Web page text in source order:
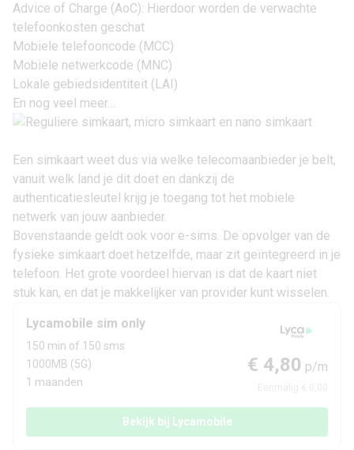
Advice of Charge (AoC): Hierdoor worden de verwachte
telefoonkosten geschat
Mobiele telefooncode (MCC)
Mobiele netwerkcode (MNC)
Lokale gebiedsidentiteit (LAI)
En nog veel meer…
Een simkaart weet dus via welke telecomaanbieder je belt,
vanuit welk land je dit doet en dankzij de
authenticatiesleutel krijg je toegang tot het mobiele
netwerk van jouw aanbieder.
Bovenstaande geldt ook voor e-sims. De opvolger van de
fysieke simkaart doet hetzelfde, maar zit geïntegreerd in je
telefoon. Het grote voordeel hiervan is dat de kaart niet
stuk kan, en dat je makkelijker van provider kunt wisselen.
Lycamobile sim only
150 min of 150 sms
1000MB (5G)
1 maanden
€ 4,80 p/m
Bekijk bij Lycamobile